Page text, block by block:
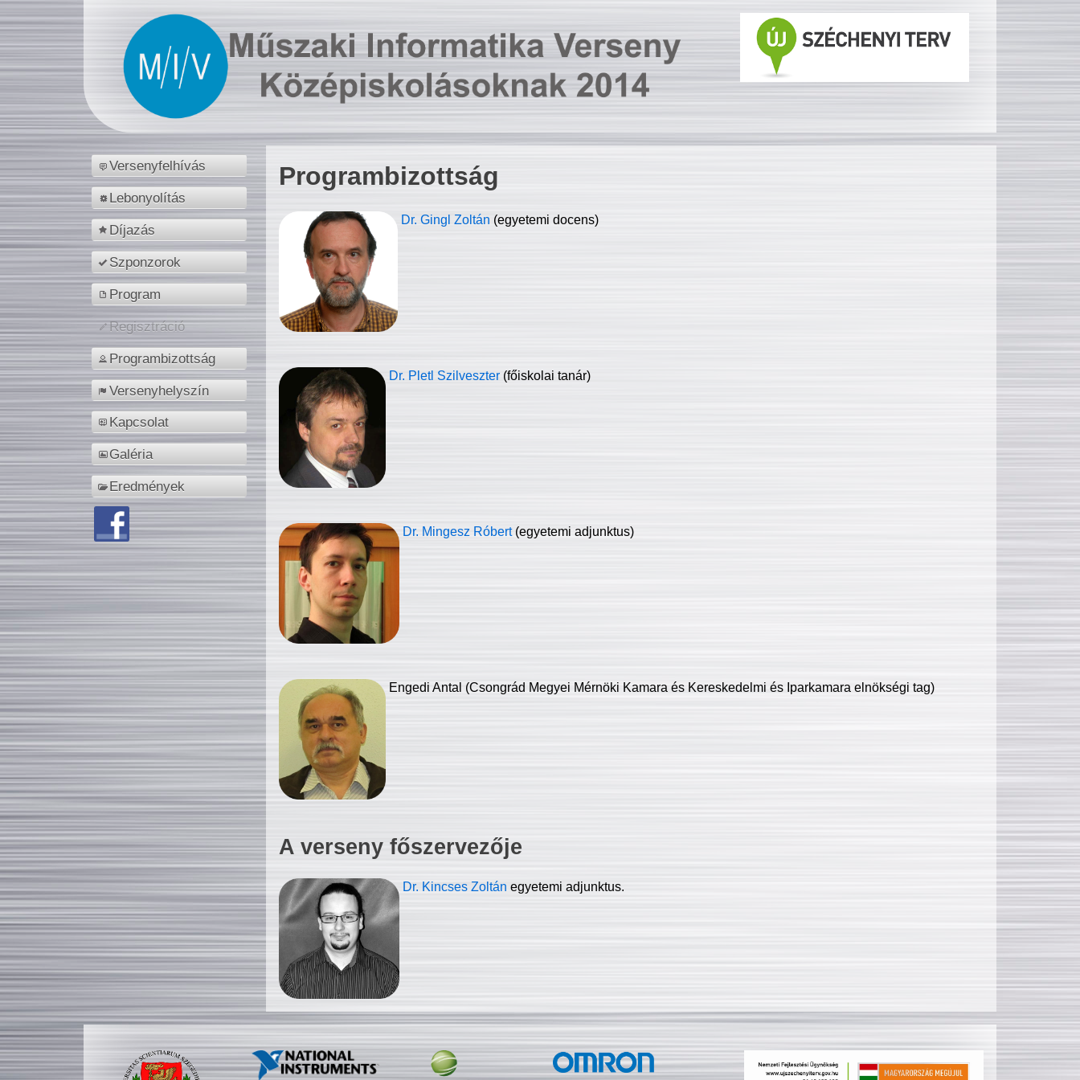
Versenyfelhívás
Lebonyolítás
Díjazás
Szponzorok
Program
Regisztráció
Programbizottság
Versenyhelyszín
Kapcsolat
Galéria
Eredmények
Programbizottság
Dr. Gingl Zoltán (egyetemi docens)
Dr. Pletl Szilveszter (főiskolai tanár)
Dr. Mingesz Róbert (egyetemi adjunktus)
Engedi Antal (Csongrád Megyei Mérnöki Kamara és Kereskedelmi és Iparkamara elnökségi tag)
A verseny főszervezője
Dr. Kincses Zoltán egyetemi adjunktus.